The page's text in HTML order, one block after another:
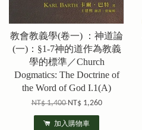
教會教義學(卷一) ：神道論
(一)：§1-7神的道作為教義
學的標準／Church
Dogmatics: The Doctrine of
the Word of God I.1(A)
NT$ 1,400NT$ 1,260
加入購物車